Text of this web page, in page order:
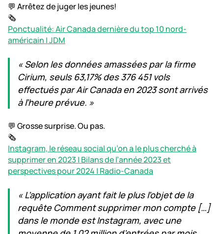
💬 Arrêtez de juger les jeunes!
🗞️
Ponctualité: Air Canada dernière du top 10 nord-
américain | JDM
« Selon les données amassées par la firme
Cirium, seuls 63,17% des 376 451 vols
effectués par Air Canada en 2023 sont arrivés
à l’heure prévue. »
💬 Grosse surprise. Ou pas.
🗞️
Instagram, le réseau social qu’on a le plus cherché à
supprimer en 2023 | Bilans de l’année 2023 et
perspectives pour 2024 | Radio-Canada
« L’application ayant fait le plus l’objet de la
requête Comment supprimer mon compte […]
dans le monde est Instagram, avec une